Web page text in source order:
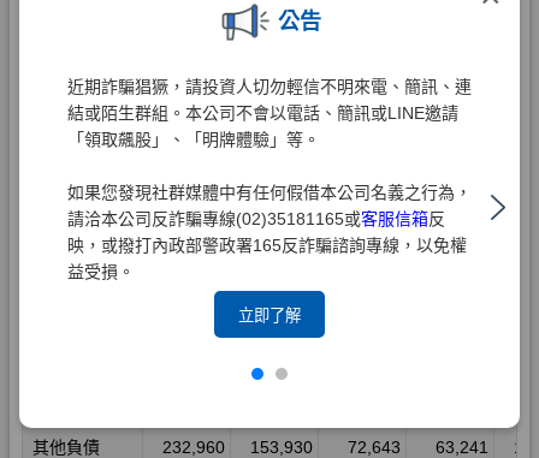
公告
近期詐騙猖獗，請投資人切勿輕信不明來電、簡訊、連
結或陌生群組。本公司不會以電話、簡訊或LINE邀請
「領取飆股」、「明牌體驗」等。
如果您發現社群媒體中有任何假借本公司名義之行為，
請洽本公司反詐騙專線(02)35181165或客服信箱反
映，或撥打內政部警政署165反詐騙諮詢專線，以免權
益受損。
立即了解